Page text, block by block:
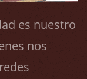
es nuestro
nos